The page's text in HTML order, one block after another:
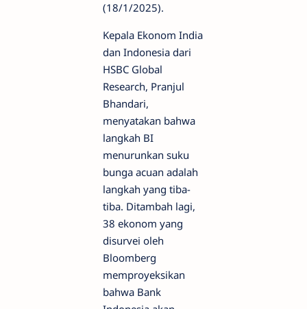
(18/1/2025).
Kepala Ekonom India
dan Indonesia dari
HSBC Global
Research, Pranjul
Bhandari,
menyatakan bahwa
langkah BI
menurunkan suku
bunga acuan adalah
langkah yang tiba-
tiba. Ditambah lagi,
38 ekonom yang
disurvei oleh
Bloomberg
memproyeksikan
bahwa Bank